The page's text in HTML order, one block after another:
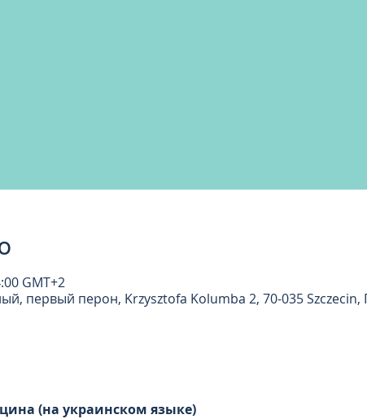
GMT+2
первый перон, Krzysztofa Kolumba 2, 70-035
(на украинском языке)